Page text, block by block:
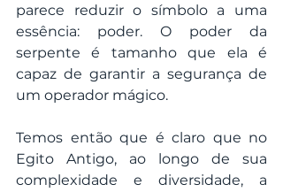
parece reduzir o símbolo a uma
essência: poder. O poder da
serpente é tamanho que ela é
capaz de garantir a segurança de
um operador mágico.
Temos então que é claro que no
Egito Antigo, ao longo de sua
complexidade e diversidade, a